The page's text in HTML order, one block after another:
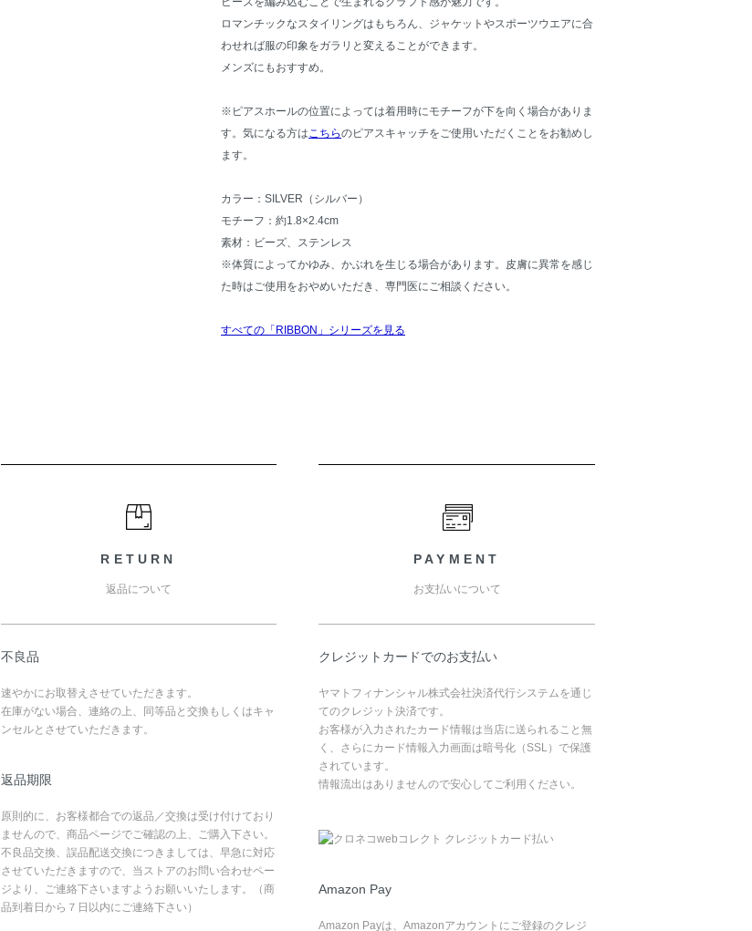
ロマンチックなスタイリングはもちろん、ジャケットやスポーツウエアに合
わせれば服の印象をガラリと変えることができます。
メンズにもおすすめ。
※ピアスホールの位置によっては着用時にモチーフが下を向く場合がありま
す。気になる方はこちらのピアスキャッチをご使用いただくことをお勧めし
ます。
カラー：SILVER（シルバー）
モチーフ：約1.8×2.4cm
素材：ビーズ、ステンレス
※体質によってかゆみ、かぶれを生じる場合があります。皮膚に異常を感じ
た時はご使用をおやめいただき、専門医にご相談ください。
すべての「RIBBON」シリーズを見る
RETURN
返品について
不良品
速やかにお取替えさせていただきます。
在庫がない場合、連絡の上、同等品と交換もしくはキャ
ンセルとさせていただきます。
返品期限
原則的に、お客様都合での返品／交換は受け付けており
ませんので、商品ページでご確認の上、ご購入下さい。
不良品交換、誤品配送交換につきましては、早急に対応
させていただきますので、当ストアのお問い合わせペー
ジより、ご連絡下さいますようお願いいたします。（商
品到着日から７日以内にご連絡下さい）
PAYMENT
お支払いについて
クレジットカードでのお支払い
ヤマトフィナンシャル株式会社決済代行システムを通じ
てのクレジット決済です。
お客様が入力されたカード情報は当店に送られること無
く、さらにカード情報入力画面は暗号化（SSL）で保護
されています。
情報流出はありませんので安心してご利用ください。
Amazon Pay
Amazon Payは、Amazonアカウントにご登録のクレジ